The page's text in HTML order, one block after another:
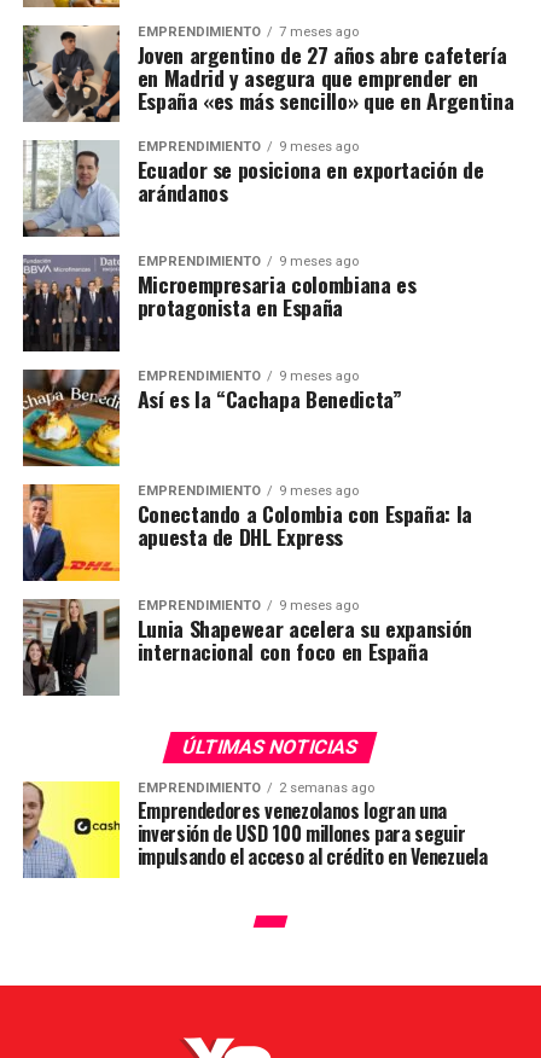
EMPRENDIMIENTO 7 meses ago
Joven argentino de 27 años abre cafetería
en Madrid y asegura que emprender en
España «es más sencillo» que en Argentina
EMPRENDIMIENTO 9 meses ago
Ecuador se posiciona en exportación de
arándanos
EMPRENDIMIENTO 9 meses ago
Microempresaria colombiana es
protagonista en España
EMPRENDIMIENTO 9 meses ago
Así es la “Cachapa Benedicta”
EMPRENDIMIENTO 9 meses ago
Conectando a Colombia con España: la
apuesta de DHL Express
EMPRENDIMIENTO 9 meses ago
Lunia Shapewear acelera su expansión
internacional con foco en España
ÚLTIMAS NOTICIAS
EMPRENDIMIENTO 2 semanas ago
Emprendedores venezolanos logran una
inversión de USD 100 millones para seguir
impulsando el acceso al crédito en Venezuela